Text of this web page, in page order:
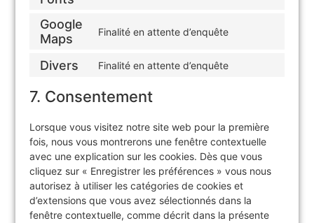
Google
Maps
Finalité en attente d’enquête
Divers Finalité en attente d’enquête
7. Consentement
Lorsque vous visitez notre site web pour la première
fois, nous vous montrerons une fenêtre contextuelle
avec une explication sur les cookies. Dès que vous
cliquez sur « Enregistrer les préférences » vous nous
autorisez à utiliser les catégories de cookies et
d’extensions que vous avez sélectionnés dans la
fenêtre contextuelle, comme décrit dans la présente